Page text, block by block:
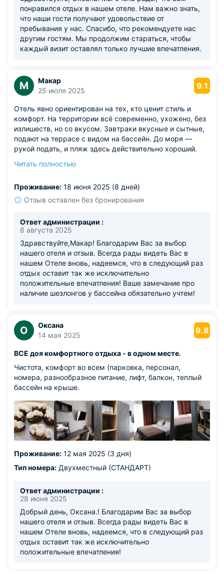
понравился отдых в нашем отеле. Нам важно знать,
что наши гости получают удовольствие от
пребывания у нас. Спасибо, что рекомендуете нас
другим гостям. Мы продолжим стараться, чтобы
каждый визит оставлял только лучшие впечатления.
М
Макар
25 июля 2025
9.1
Отель явно ориентирован на тех, кто ценит стиль и
комфорт. На территории всё современно, ухожено, без
излишеств, но со вкусом. Завтраки вкусные и сытные,
подают на террасе с видом на бассейн. До моря —
рукой подать, и пляж здесь действительно хороший.
окон радует глаз, особенно на закате. Просторные зоны
Из недостатков: у бассейна не хватает шезлонгов в
пиковые часы.
Читать полностью
Проживание: 18 июня 2025 (8 дней)
Отзыв оставлен без бронирования
Ответ администрации :
8 августа 2025
Здравствуйте,Макар! Благодарим Вас за выбор
нашего отеля и отзыв. Всегда рады видеть Вас в
нашем Отеле вновь, надеемся, что в следующий раз
отдых оставит так же исключительно
положительные впечатления! Ваше замечание про
наличие шезлонгов у бассейна обязательно учтем!
О
Оксана
14 мая 2025
9.8
ВСЕ доя комфортного отдыха - в одном месте.
Чистота, комфорт во всем (парковка, персонал,
номера, разнообразное питание, лифт, балкон, теплый
бассейн на крыше.
Проживание: 12 мая 2025 (3 дня)
Тип номера: Двухместный (СТАНДАРТ)
Ответ администрации :
28 июня 2025
Добрый день, Оксана.! Благодарим Вас за выбор
нашего отеля и отзыв. Всегда рады видеть Вас в
нашем Отеле вновь, надеемся, что в следующий раз
отдых оставит так же исключительно
положительные впечатления!